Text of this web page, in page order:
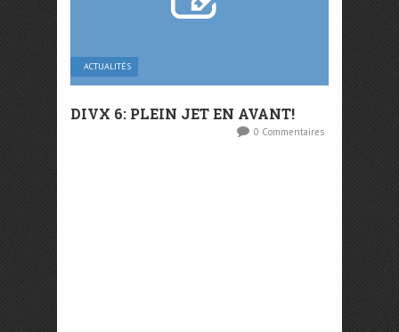
ACTUALITÉS
DIVX 6: PLEIN JET EN AVANT!
0 Commentaires